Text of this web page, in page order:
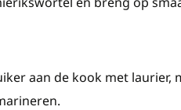
aan de kook met